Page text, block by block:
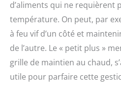
d’aliments qui ne requièrent
température. On peut, par
à feu vif d’un côté et
de l’autre. Le « petit plus »
grille de maintien au chaud,
utile pour parfaire cette